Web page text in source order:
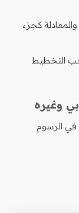
كجزء
التخطيط
وغيره
في الرسوم